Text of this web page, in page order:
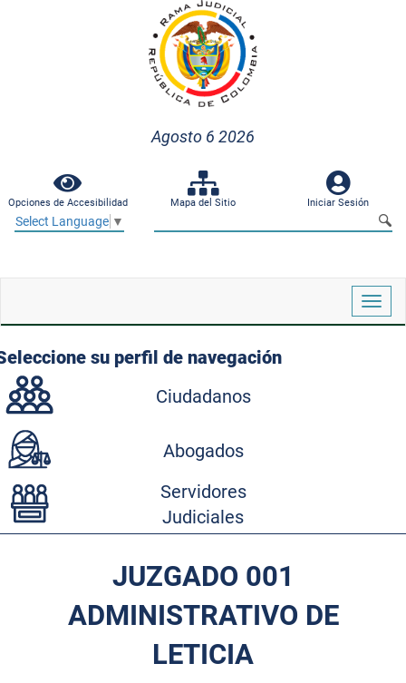
Agosto 6 2026
Opciones de Accesibilidad Mapa del Sitio Iniciar Sesión
Select Language ▼
su perfil de navegación
Ciudadanos
Abogados
Servidores
Judiciales
JUZGADO 001
ADMINISTRATIVO DE
LETICIA